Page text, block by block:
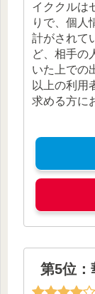
イククルは
りで、個人
計がされて
ど、相手の
いた上での
以上の利用
求める方に
第5位：